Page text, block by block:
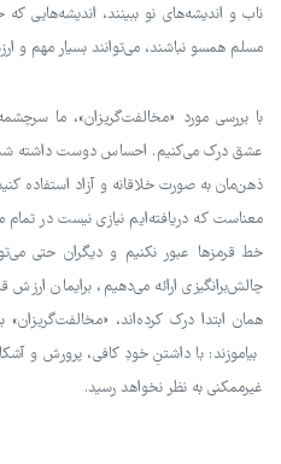
ناب و اندیشه‌های نو ببینند، اندیشه‌هایی که
مسلم همسو نباشند، می‌توانند بسیار مهم و
با بررسی مورد «مخالفت‌گریزان»، ما
عشق درک می‌کنیم. احساس دوست داشته
ذهن‌مان به صورت خلاقانه و آزاد استفاده
معناست که دریافته‌ایم نیازی نیست در
خط قرمزها عبور نکنیم و دیگران حتی
چالش‌برانگیزی ارائه می‌دهیم، برایمان
همان ابتدا درک کرده‌اند،
بیاموزند: با داشتنِ خودِ کافی، پرورش و
غیرممکنی به نظر نخواهد رسید.